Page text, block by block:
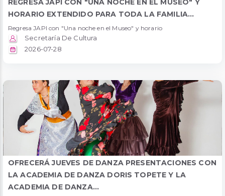
REGRESA JAPI CON "UNA NOCHE EN EL MUSEO" Y
HORARIO EXTENDIDO PARA TODA LA FAMILIA...
Regresa JAPI con "Una noche en el Museo" y horario
Secretaría De Cultura
2026-07-28
OFRECERÁ JUEVES DE DANZA PRESENTACIONES CON
LA ACADEMIA DE DANZA DORIS TOPETE Y LA
ACADEMIA DE DANZA...